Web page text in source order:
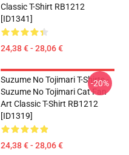
Classic T-Shirt RB1212
[ID1341]
24,38 € - 28,06 €
Suzume No Tojimari T-Shirts -
Suzume No Tojimari Cat Fan
Art Classic T-Shirt RB1212
[ID1319]
24,38 € - 28,06 €
-20%